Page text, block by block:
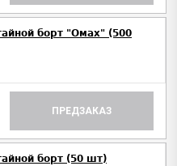
борт "Омах" (500
ПРЕДЗАКАЗ
борт (50 шт)